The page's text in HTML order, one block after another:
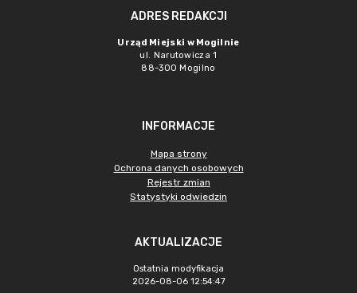
ADRES REDAKCJI
Urząd Miejski w Mogilnie
ul. Narutowicza 1
88-300 Mogilno
INFORMACJE
Mapa strony
Ochrona danych osobowych
Rejestr zmian
Statystyki odwiedzin
AKTUALIZACJE
Ostatnia modyfikacja
2026-08-06 12:54:47